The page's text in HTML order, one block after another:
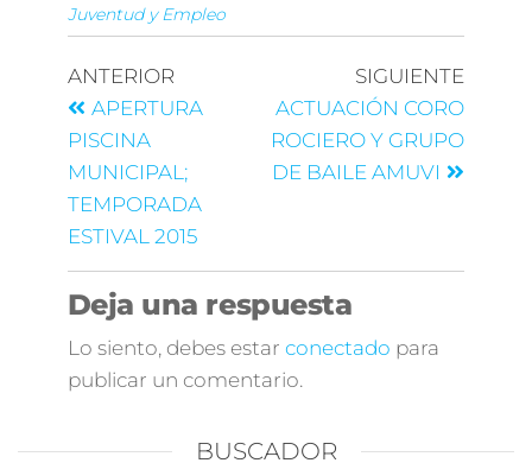
Juventud y Empleo
ANTERIOR
APERTURA
PISCINA
MUNICIPAL;
TEMPORADA
ESTIVAL 2015
SIGUIENTE
ACTUACIÓN CORO
ROCIERO Y GRUPO
DE BAILE AMUVI
Deja una respuesta
Lo siento, debes estar conectado para
publicar un comentario.
BUSCADOR